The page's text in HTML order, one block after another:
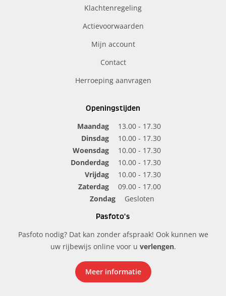
Klachtenregeling
Actievoorwaarden
Mijn account
Contact
Herroeping aanvragen
Openingstijden
Maandag
13.00 - 17.30
Dinsdag
10.00 - 17.30
Woensdag
10.00 - 17.30
Donderdag
10.00 - 17.30
Vrijdag
10.00 - 17.30
Zaterdag
09.00 - 17.00
Zondag
Gesloten
Pasfoto's
Pasfoto nodig? Dat kan zonder afspraak! Ook kunnen we
uw rijbewijs online voor u verlengen.
Meer informatie